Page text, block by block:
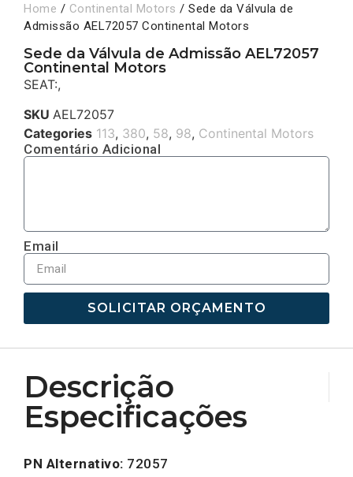
Home / Continental Motors / Sede da Válvula de
Admissão AEL72057 Continental Motors
Sede da Válvula de Admissão AEL72057
Continental Motors
SEAT:,
SKU AEL72057
Categories 113, 380, 58, 98, Continental Motors
Comentário Adicional
Email
SOLICITAR ORÇAMENTO
Descrição
Especificações
PN Alternativo: 72057